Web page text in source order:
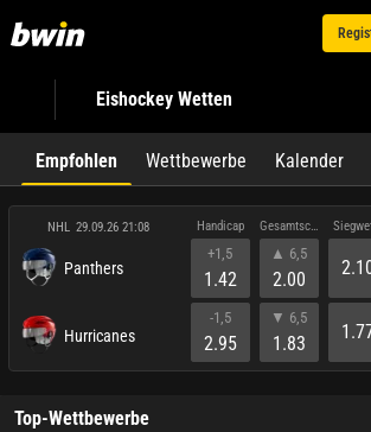
Eishockey Wetten
Empfohlen Wettbewerbe Kalender
NHL 29.09.26 21:08 Handicap Gesamtscore
Panthers
Hurricanes
+1,5
1.42
-1,5
2.95
▲ 6,5
2.00
▼ 6,5
1.83
Top-Wettbewerbe